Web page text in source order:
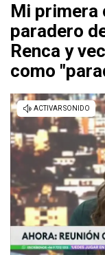
Mi primera
paradero
Renca y
como